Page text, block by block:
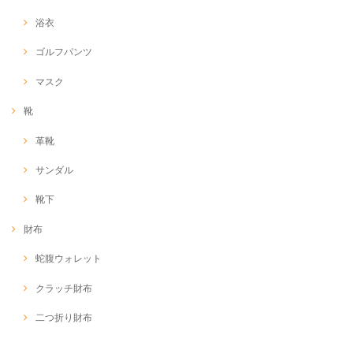
浴衣
ゴルフパンツ
マスク
靴
革靴
サンダル
靴下
財布
蛇腹ウォレット
クラッチ財布
二つ折り財布